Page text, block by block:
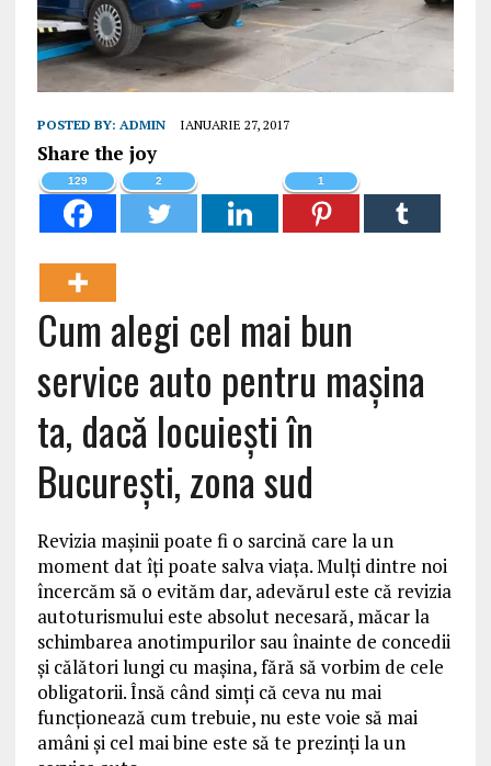
POSTED BY: ADMIN IANUARIE 27, 2017
Share the joy
129 2 1
Cum alegi cel mai bun
service auto pentru maşina
ta, dacă locuieşti în
Bucureşti, zona sud
Revizia maşinii poate fi o sarcină care la un
moment dat îţi poate salva viaţa. Mulţi dintre noi
încercăm să o evităm dar, adevărul este că revizia
autoturismului este absolut necesară, măcar la
schimbarea anotimpurilor sau înainte de concedii
şi călători lungi cu maşina, fără să vorbim de cele
obligatorii. Însă când simţi că ceva nu mai
funcţionează cum trebuie, nu este voie să mai
amâni şi cel mai bine este să te prezinţi la un